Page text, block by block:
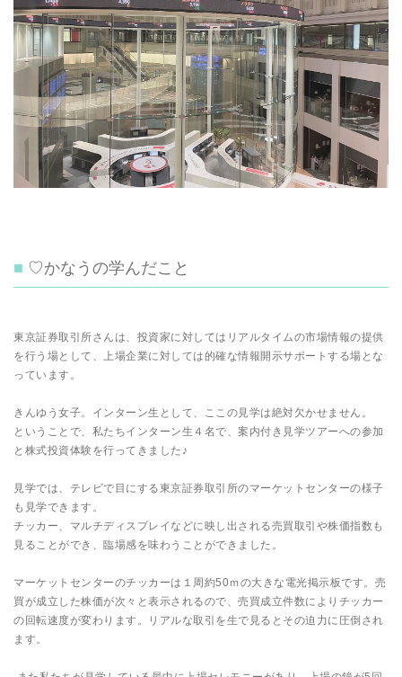
♡かなうの学んだこと
東京証券取引所さんは、投資家に対してはリアルタイムの市場情報の提供
を行う場として、上場企業に対しては的確な情報開示サポートする場とな
っています。
きんゆう女子。インターン生として、ここの見学は絶対欠かせません。
ということで、私たちインターン生４名で、案内付き見学ツアーへの参加
と株式投資体験を行ってきました♪
見学では、テレビで目にする東京証券取引所のマーケットセンターの様子
も見学できます。
チッカー、マルチディスプレイなどに映し出される売買取引や株価指数も
見ることができ、臨場感を味わうことができました。
マーケットセンターのチッカーは１周約50ｍの大きな電光掲示板です。売
買が成立した株価が次々と表示されるので、売買成立件数によりチッカー
の回転速度が変わります。リアルな取引を生で見るとその迫力に圧倒され
ます。